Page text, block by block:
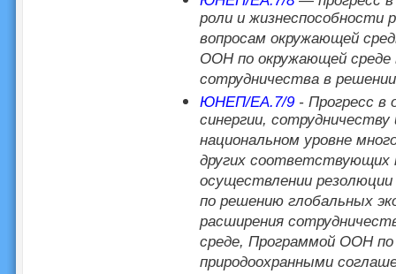
роли и жизнеспособности
вопросам окружающей
ООН по окружающей среде
сотрудничества в
ЮНЕП/EA.7/9- Прогресс в
синергии,
национальном уровне
других соответствующих
осуществлении
по решению глобальных
расширения
среде, Программой ООН
природоохранными